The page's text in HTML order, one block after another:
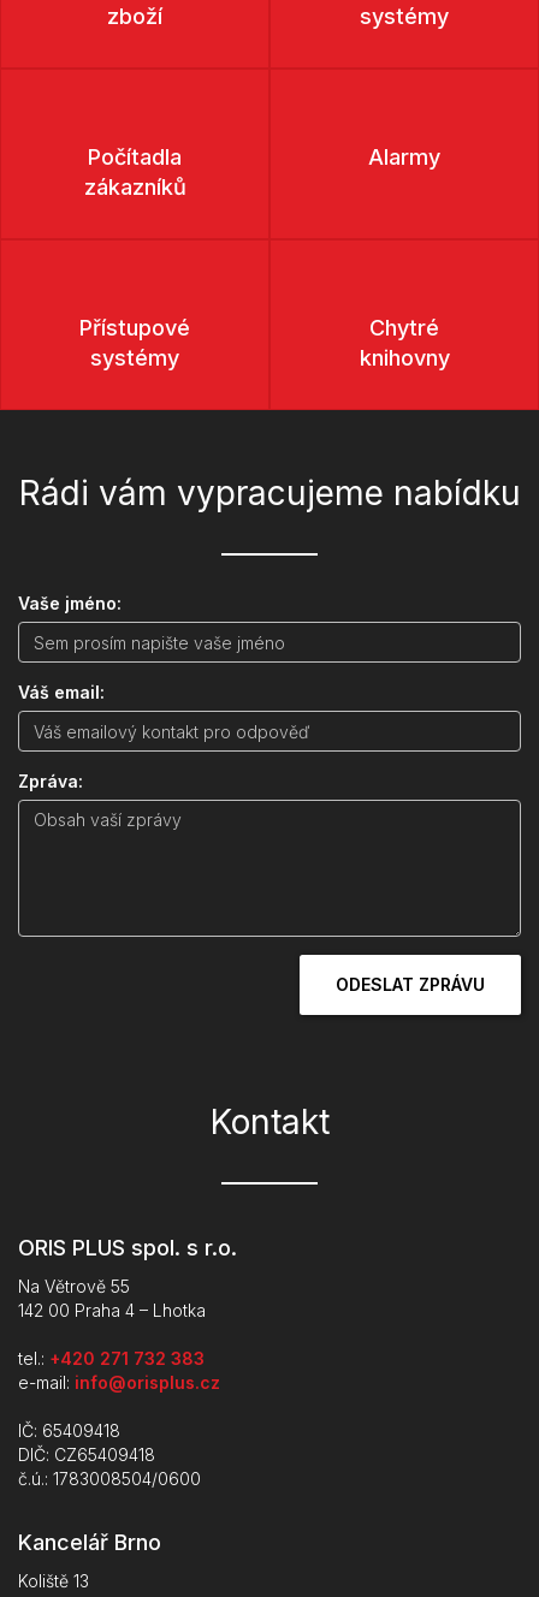
zboží
systémy
Počítadla
zákazníků
Alarmy
Přístupové
systémy
Chytré
knihovny
Rádi vám vypracujeme nabídku
Vaše jméno:
Váš email:
Zpráva:
ODESLAT ZPRÁVU
Kontakt
ORIS PLUS spol. s r.o.
Na Větrově 55
142 00 Praha 4 – Lhotka
tel.: +420 271 732 383
e-mail: info@orisplus.cz
IČ: 65409418
DIČ: CZ65409418
č.ú.: 1783008504/0600
Kancelář Brno
Koliště 13